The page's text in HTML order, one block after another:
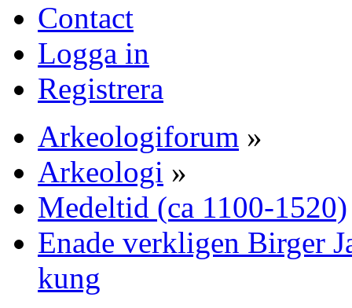
Contact
Logga in
Registrera
Arkeologiforum »
Arkeologi »
Medeltid (ca 1100-1520)
Enade verkligen Birger
kung